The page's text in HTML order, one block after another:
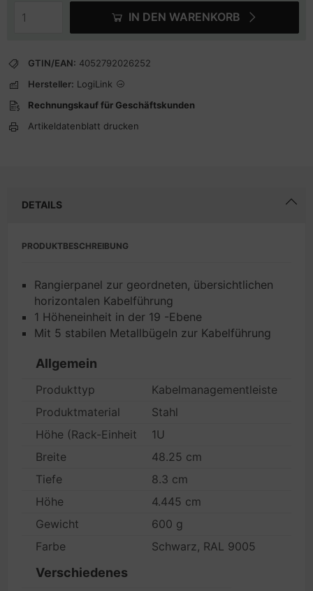
IN DEN WARENKORB
GTIN/EAN: 4052792026252
Hersteller: LogiLink
Rechnungskauf für Geschäftskunden
Artikeldatenblatt drucken
DETAILS
PRODUKTBESCHREIBUNG
Rangierpanel zur geordneten, übersichtlichen
horizontalen Kabelführung
1 Höheneinheit in der 19 -Ebene
Mit 5 stabilen Metallbügeln zur Kabelführung
Allgemein
Produkttyp
Kabelmanagementleiste
Produktmaterial
Stahl
Höhe (Rack-Einheiten)1U
Breite
48.25 cm
Tiefe
8.3 cm
Höhe
4.445 cm
Gewicht
600 g
Farbe
Schwarz, RAL 9005
Verschiedenes